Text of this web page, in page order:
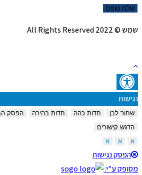
שלח טופס
שמש © 2022 All Rights Reserved
נגישות
שחור לבן חדות כהה חדות בהירה הפסק
הדגש קישורים
הפסק נגישות
מסופק ע"י: